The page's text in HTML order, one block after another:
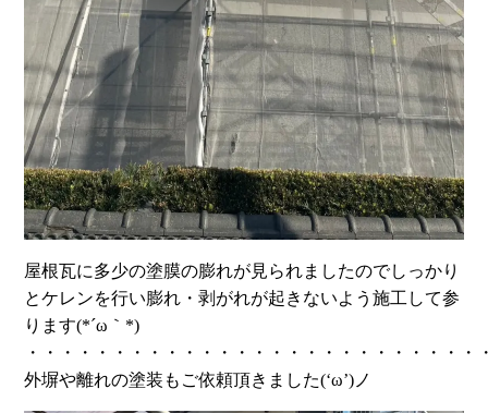
屋根瓦に多少の塗膜の膨れが見られましたのでしっかり
とケレンを行い膨れ・剥がれが起きないよう施工して参
ります(*´ω｀*)
・・・・・・・・・・・・・・・・・・・・・・・・・
外塀や離れの塗装もご依頼頂きました(‘ω’)ノ